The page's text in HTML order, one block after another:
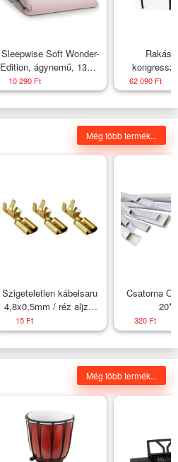
Sleepwise Soft Wonder-
Edition, ágynemű, 135 x
200 cm
10 290 Ft
készlet
62 090 Ft
Még több termék...
Szigeteletlen kábelsaru
4,8x0,5mm / réz aljzat
15 Ft
Csatorna
320 Ft
Még több termék...